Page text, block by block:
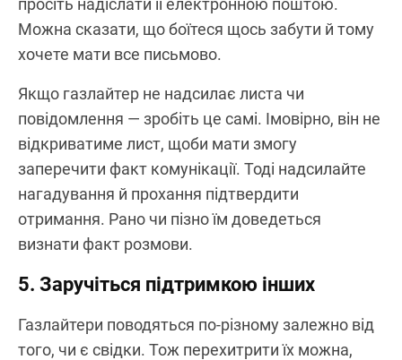
Можна сказати, що боїтеся щось забути й тому
хочете мати все письмово.
Якщо газлайтер не надсилає листа чи
повідомлення — зробіть це самі. Імовірно, він не
відкриватиме лист, щоби мати змогу
заперечити факт комунікації. Тоді надсилайте
нагадування й прохання підтвердити
отримання. Рано чи пізно їм доведеться
визнати факт розмови.
5. Заручіться підтримкою інших
Газлайтери поводяться по-різному залежно від
того, чи є свідки. Тож перехитрити їх можна,